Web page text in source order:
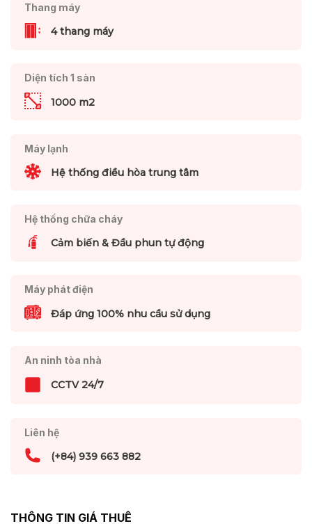
Thang máy
4 thang máy
Diện tích 1 sàn
1000 m2
Máy lạnh
Hệ thống điều hòa trung tâm
Hệ thống chữa cháy
Cảm biến & Đầu phun tự động
Máy phát điện
Đáp ứng 100% nhu cầu sử dụng
An ninh tòa nhà
CCTV 24/7
Liên hệ
(+84) 939 663 882
THÔNG TIN GIÁ THUÊ